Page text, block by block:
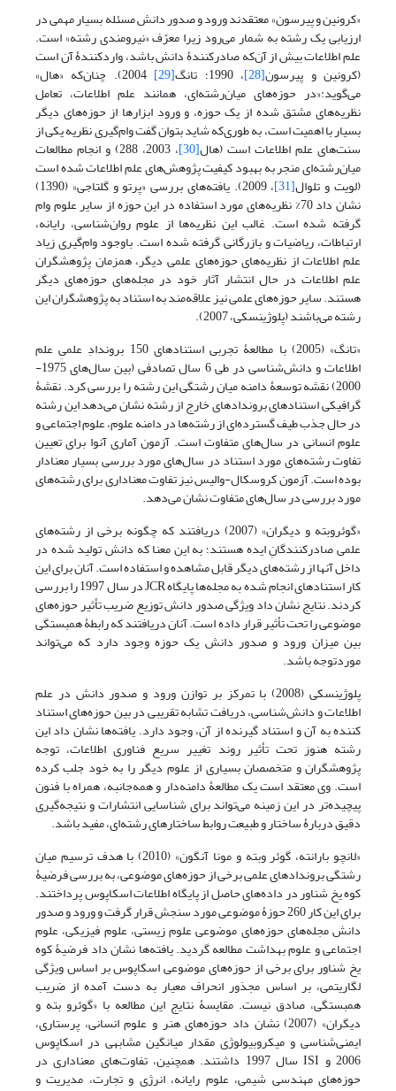
«کرونین و پیرسون» معتقدند ورود و صدور دانش مسئله بسیار مهمی در
ارزیابی یک رشته به شمار می‌رود زیرا معرّف «نیرومندی رشته» است.
علم اطلاعات بیش از آن‌که صادرکنندۀ دانش باشد، واردکنندۀ آن است
(کرونین و پیرسون[28] ، 1990؛ تانگ [29] 2004). چنان‌که «هال»
می‌گوید:«در حوزه‌های میان‌رشته‌ای، همانند علم اطلاعات، تعامل
نظریه‌های مشتق شده از یک حوزه، و ورود ابزارها از حوزه‌های دیگر
بسیار با اهمیت است، به طوری‌که شاید بتوان گفت وام‌گیری نظریه یکی از
سنت‌های علم اطلاعات است (هال[30] ، 2003، 288) و انجام مطالعات
میان‌رشته‌ای منجر به بهبود کیفیت پژوهش‌های علم اطلاعات شده است
(لویت و تلوال[31] ، 2009). یافته‌های بررسی «پرتو و گلتاجی» (1390)
نشان داد 70% نظریه‌های مورد استفاده در این حوزه از سایر علوم وام
گرفته شده است. غالب این نظریه‌ها از علوم روان‌شناسی، رایانه،
ارتباطات، ریاضیات و بازرگانی گرفته شده است. باوجود وام‌گیری زیاد
علم اطلاعات از نظریه‌های حوزه‌های علمی دیگر، همزمان پژوهشگران
علم اطلاعات در حال انتشار آثار خود در مجله‌های حوزه‌های دیگر
هستند. سایر حوزه‌های علمی نیز علاقه‌مند به استناد به پژوهشگران این
رشته می‌باشند (پلوژینسکی، 2007).
«تانگ» (2005) با مطالعۀ تجربی استنادهای 150 بروندادِ علمیِ علم
اطلاعات و دانش‌شناسی در طی 6 سال تصادفی (بین سال‌های 1975-
2000) نقشه توسعۀ دامنه میان رشتگی این رشته را بررسی کرد. نقشۀ
گرافیکی استنادهای بروندادهای خارج از رشته نشان می‌دهد این رشته
در حال جذب طیف گسترده‌ای از رشته‌ها در دامنه علوم، علوم اجتماعی و
علوم انسانی در سال‌های متفاوت است. آزمون آماری آنوا برای تعیین
تفاوت رشته‌های مورد استناد در سال‌های مورد بررسی بسیار معنا‌دار
بوده است. آزمون کروسکال-والیس نیز تفاوت معنا‌داری برای رشته‌های
مورد بررسی در سال‌های متفاوت نشان می‌دهد.
«گوئروبته و دیگران» (2007) دریافتند که چگونه برخی از رشته‌های
علمی صادرکنندگانِ ایده هستند؛ به این معنا که دانش تولید شده در
داخل آنها از رشته‌های دیگر قابل مشاهده و استفاده است. آنان برای این
کار استنادهای انجام شده به مجله‌ها پایگاه JCR در سال 1997 را بررسی
کردند. نتایج نشان داد ویژگی صدور دانش توزیع ضریب تأثیر حوزه‌های
موضوعی را تحت تأثیر قرار داده است. آنان دریافتند که رابطۀ همبستگی
بین میزان ورود و صدور دانش یک حوزه وجود دارد که می‌تواند
موردتوجه باشد.
پلوژینسکی (2008) با تمرکز بر توازن ورود و صدور دانش در علم
اطلاعات و دانش‌شناسی، دریافت تشابه تقریبی در بین حوزه‌های استناد
کننده به آن و استناد گیرنده از آن، وجود دارد. یافته‌ها نشان داد این
رشته هنوز تحت تأثیر روند تغییر سریع فناوری اطلاعات، توجه
پژوهشگران و متخصصان بسیاری از علوم دیگر را به خود جلب کرده
است. وی معتقد است یک مطالعۀ دامنه‌دار و همه‌جانبه، همراه با فنون
پیچیده‌تر در این زمینه می‌تواند برای شناسایی انتشارات و نتیجه‌گیری
دقیق دربارۀ ساختار و طبیعت روابط ساختارهای رشته‌ای، مفید باشد.
«لانچو بارانته، گوئر وبته و مونا آنگون» (2010) با هدف ترسیم میان
رشتگی بروندادهای علمی برخی از حوزه‌های موضوعی، به بررسی فرضیۀ
کوه یخ شناور در داده‌های حاصل از پایگاه اطلاعات اسکاپوس پرداختند.
برای این کار 260 حوزۀ موضوعی مورد سنجش قرار گرفت و ورود و صدور
دانش مجله‌های حوزه‌های موضوعی علوم زیستی، علوم فیزیکی، علوم
اجتماعی و علوم بهداشت مطالعه گردید. یافته‌ها نشان داد فرضیۀ کوه
یخ شناور برای برخی از حوزه‌های موضوعی اسکاپوس بر اساس ویژگی
لگاریتمی، بر اساس مجذور انحراف معیار به دست آمده از ضریب
همبستگی، صادق نیست. مقایسۀ نتایج این مطالعه با «گوئرو بته و
دیگران» (2007) نشان داد حوزه‌های هنر و علوم انسانی، پرستاری،
ایمنی‌شناسی و میکروبیولوژی مقدار میانگین مشابهی در اسکاپوس
2006 و ISI سال 1997 داشتند. همچنین، تفاوت‌های معناداری در
حوزه‌های مهندسی شیمی، علوم رایانه، انرژی و تجارت، مدیریت و